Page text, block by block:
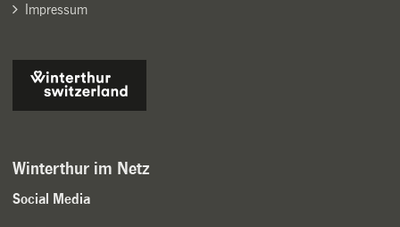
Impressum
Winterthur im Netz
Social Media